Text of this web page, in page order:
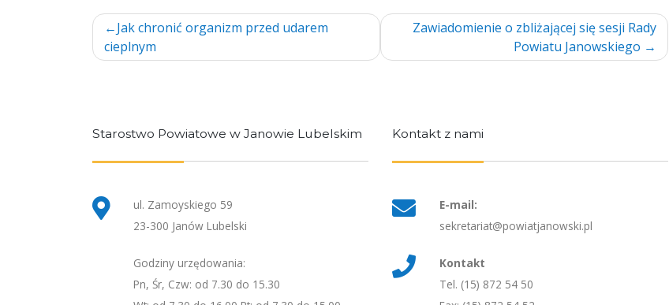
Nawigacja
wpisu
Jak chronić organizm przed udarem
cieplnym
Zawiadomienie o zbliżającej się sesji Rady
Powiatu Janowskiego
Starostwo Powiatowe w Janowie Lubelskim
ul. Zamoyskiego 59
23-300 Janów Lubelski
Godziny urzędowania:
Pn, Śr, Czw: od 7.30 do 15.30
Kontakt z nami
E-mail:
sekretariat@powiatjanowski.pl
Kontakt
Tel. (15) 872 54 50